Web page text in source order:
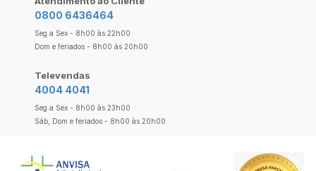
0800 6436464
Seg a Sex - 8h00 às 22h00
Dom e feriados - 8h00 às 20h00
Televendas
4004 4041
Seg a Sex - 8h00 às 23h00
Sáb, Dom e feriados - 8h00 às 20h00